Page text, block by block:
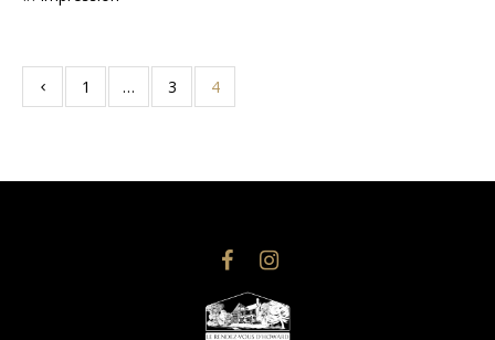
1 … 3 4